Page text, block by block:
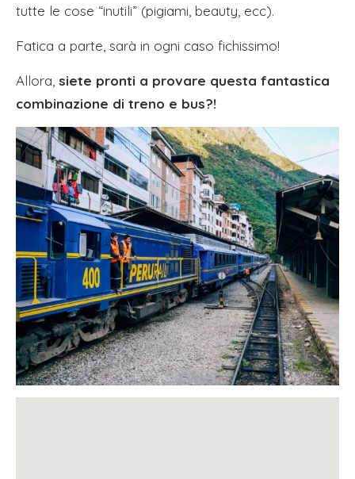
tutte le cose “inutili” (pigiami, beauty, ecc).
Fatica a parte, sarà in ogni caso fichissimo!
Allora, siete pronti a provare questa fantastica
combinazione di treno e bus?!